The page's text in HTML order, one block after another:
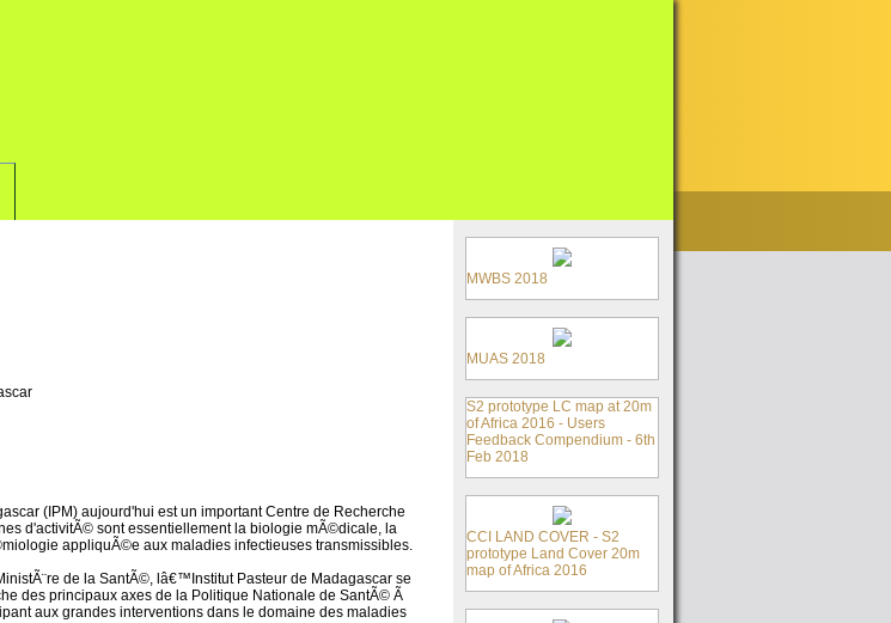
(IPM) aujourd'hui est un important Centre de Recherche
d'activitÃ© sont essentiellement la biologie mÃ©dicale, la
appliquÃ©e aux maladies infectieuses transmissibles.
de la SantÃ©, lâ€™Institut Pasteur de Madagascar se
des principaux axes de la Politique Nationale de SantÃ© Ã
aux grandes interventions dans le domaine des maladies
MWBS 2018
MUAS 2018
S2 prototype LC map at 20m
of Africa 2016 - Users
Feedback Compendium - 6th
Feb 2018
CCI LAND COVER - S2
prototype Land Cover 20m
map of Africa 2016